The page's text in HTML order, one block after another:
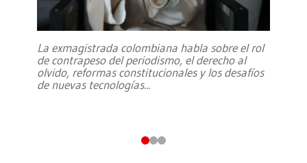
La exmagistrada colombiana habla sobre el rol
de contrapeso del periodismo, el derecho al
olvido, reformas constitucionales y los desafíos
de nuevas tecnologías...